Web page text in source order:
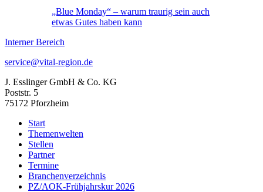
„Blue Monday“ – warum traurig sein auch
etwas Gutes haben kann
Interner Bereich
service@vital-region.de
J. Esslinger GmbH & Co. KG
Poststr. 5
75172 Pforzheim
Start
Themenwelten
Stellen
Partner
Termine
Branchenverzeichnis
PZ/AOK-Frühjahrskur 2026